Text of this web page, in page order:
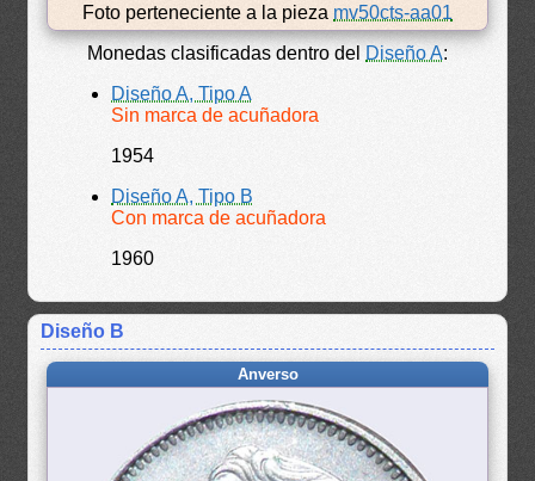
Foto perteneciente a la pieza mv50cts-aa01
Monedas clasificadas dentro del Diseño A:
Diseño A, Tipo A
Sin marca de acuñadora
1954
Diseño A, Tipo B
Con marca de acuñadora
1960
Diseño B
Anverso